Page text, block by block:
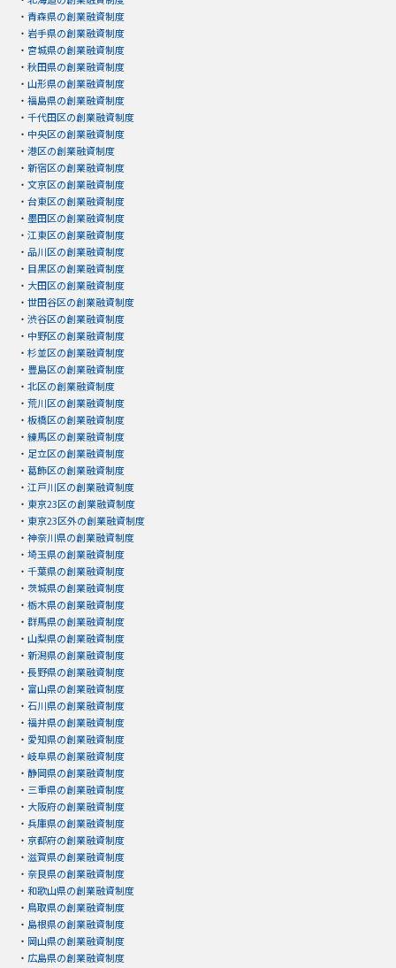
・ 青森県の創業融資制度
・ 岩手県の創業融資制度
・ 宮城県の創業融資制度
・ 秋田県の創業融資制度
・ 山形県の創業融資制度
・ 福島県の創業融資制度
・ 千代田区の創業融資制度
・ 中央区の創業融資制度
・ 港区の創業融資制度
・ 新宿区の創業融資制度
・ 文京区の創業融資制度
・ 台東区の創業融資制度
・ 墨田区の創業融資制度
・ 江東区の創業融資制度
・ 品川区の創業融資制度
・ 目黒区の創業融資制度
・ 大田区の創業融資制度
・ 世田谷区の創業融資制度
・ 渋谷区の創業融資制度
・ 中野区の創業融資制度
・ 杉並区の創業融資制度
・ 豊島区の創業融資制度
・ 北区の創業融資制度
・ 荒川区の創業融資制度
・ 板橋区の創業融資制度
・ 練馬区の創業融資制度
・ 足立区の創業融資制度
・ 葛飾区の創業融資制度
・ 江戸川区の創業融資制度
・ 東京23区の創業融資制度
・ 東京23区外の創業融資制度
・ 神奈川県の創業融資制度
・ 埼玉県の創業融資制度
・ 千葉県の創業融資制度
・ 茨城県の創業融資制度
・ 栃木県の創業融資制度
・ 群馬県の創業融資制度
・ 山梨県の創業融資制度
・ 新潟県の創業融資制度
・ 長野県の創業融資制度
・ 富山県の創業融資制度
・ 石川県の創業融資制度
・ 福井県の創業融資制度
・ 愛知県の創業融資制度
・ 岐阜県の創業融資制度
・ 静岡県の創業融資制度
・ 三重県の創業融資制度
・ 大阪府の創業融資制度
・ 兵庫県の創業融資制度
・ 京都府の創業融資制度
・ 滋賀県の創業融資制度
・ 奈良県の創業融資制度
・ 和歌山県の創業融資制度
・ 鳥取県の創業融資制度
・ 島根県の創業融資制度
・ 岡山県の創業融資制度
・ 広島県の創業融資制度